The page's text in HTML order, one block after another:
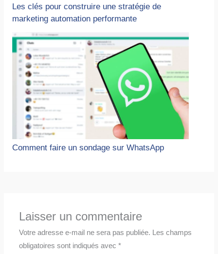
Les clés pour construire une stratégie de
marketing automation performante
Comment faire un sondage sur WhatsApp
Laisser un commentaire
Votre adresse e-mail ne sera pas publiée.
Les champs
obligatoires sont indiqués avec*